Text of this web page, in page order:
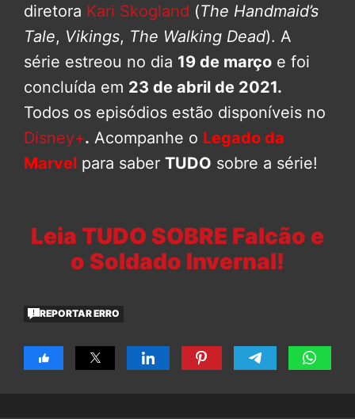
diretora Kari Skogland (The Handmaid’s
Tale, Vikings, The Walking Dead). A
série estreou no dia 19 de março e foi
concluída em 23 de abril de 2021.
Todos os episódios estão disponíveis no
Disney+. Acompanhe o Legado da
Marvel para saber TUDO sobre a série!
Leia TUDO SOBRE Falcão e
o Soldado Invernal!
REPORTAR ERRO